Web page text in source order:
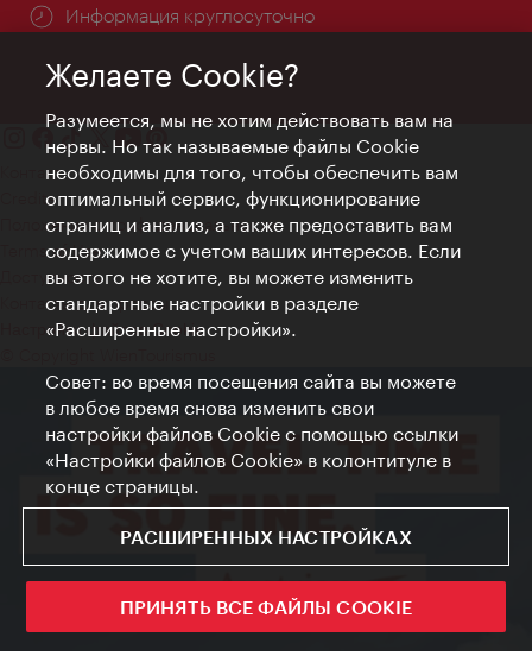
Информация круглосуточно
Контакт
Credits
Положение о конфиденциальности
Terms of Use
Доступность
Контакты для прессы
Настройки файлов Cookie
Желаете Cookie?
Разумеется, мы не хотим действовать вам на
нервы. Но так называемые файлы Cookie
необходимы для того, чтобы обеспечить вам
оптимальный сервис, функционирование
страниц и анализ, а также предоставить вам
содержимое с учетом ваших интересов. Если
вы этого не хотите, вы можете изменить
стандартные настройки в разделе
«Расширенные настройки».
Совет: во время посещения сайта вы можете
в любое время снова изменить свои
настройки файлов Cookie с помощью ссылки
«Настройки файлов Cookie» в колонтитуле в
конце страницы.
РАСШИРЕННЫХ НАСТРОЙКАХ
ПРИНЯТЬ ВСЕ ФАЙЛЫ COOKIE